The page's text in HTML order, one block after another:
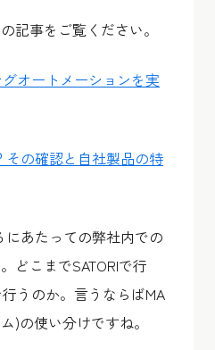
記事をご覧ください。
オートメーションを実
その確認と自社製品の特
にあたっての弊社内での
どこまでSATORIで行
うのか。言うならばMA
)の使い分けですね。